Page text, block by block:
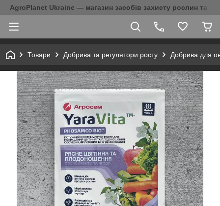
AgroPlanet Ukraine — магазин засобів захисту рослин та
Товари Добрива та регулятори росту Добрива для